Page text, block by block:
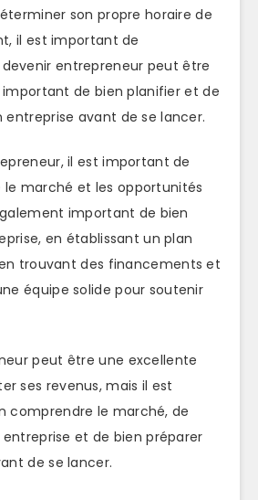
son propre horaire de
il est important de
entrepreneur peut être
important de bien planifier et de
entreprise avant de se lancer.
il est important de
marché et les opportunités
important de bien
en établissant un plan
trouvant des financements et
équipe solide pour soutenir
peut être une excellente
ses revenus, mais il est
comprendre le marché, de
et de bien préparer
de se lancer.